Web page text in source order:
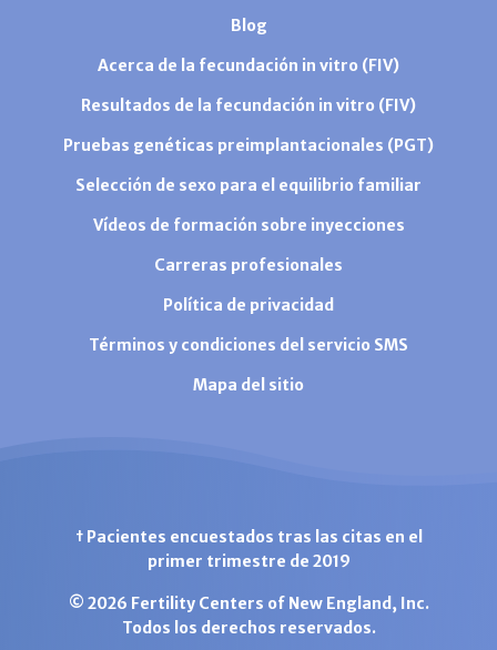
Blog
Acerca de la fecundación in vitro (FIV)
Resultados de la fecundación in vitro (FIV)
Pruebas genéticas preimplantacionales (PGT)
Selección de sexo para el equilibrio familiar
Vídeos de formación sobre inyecciones
Carreras profesionales
Política de privacidad
Términos y condiciones del servicio SMS
Mapa del sitio
† Pacientes encuestados tras las citas en el
primer trimestre de 2019
© 2026 Fertility Centers of New England, Inc.
Todos los derechos reservados.